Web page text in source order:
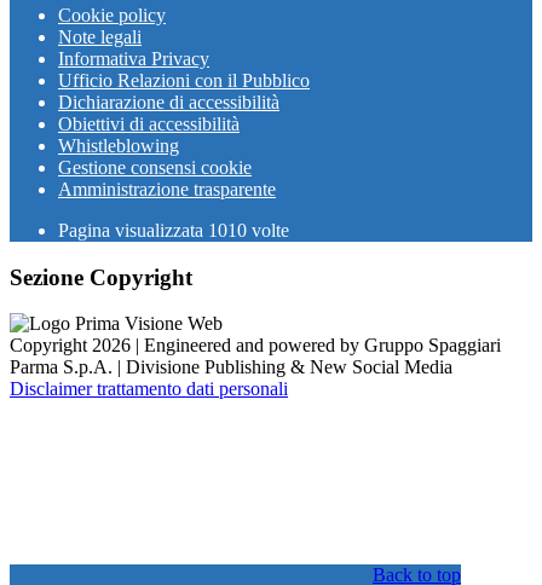
Cookie policy
Note legali
Informativa Privacy
Ufficio Relazioni con il Pubblico
Dichiarazione di accessibilità
Obiettivi di accessibilità
Whistleblowing
Gestione consensi cookie
Amministrazione trasparente
Pagina visualizzata 1010 volte
Sezione Copyright
Copyright 2026 | Engineered and powered by Gruppo Spaggiari
Parma S.p.A. | Divisione Publishing & New Social Media
Disclaimer trattamento dati personali
Back to top